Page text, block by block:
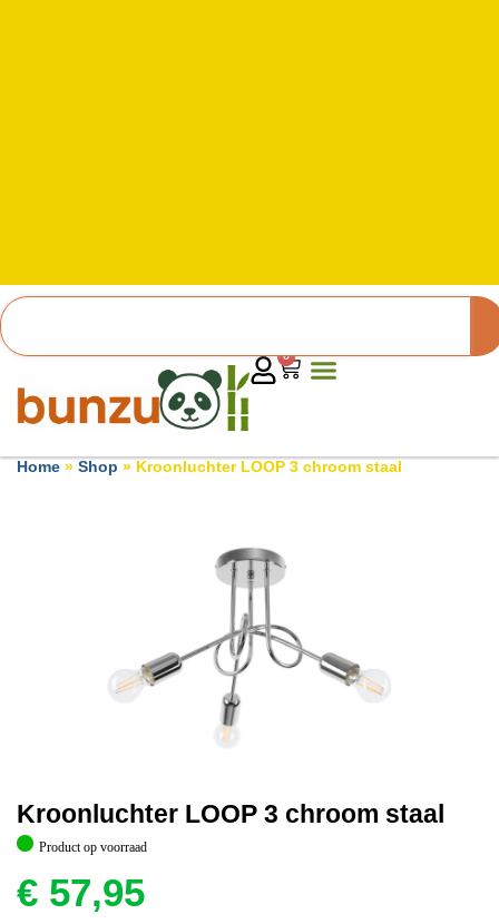
0
Home » Shop » Kroonluchter LOOP 3 chroom staal
Kroonluchter LOOP 3 chroom staal
Product op voorraad
€ 57,95